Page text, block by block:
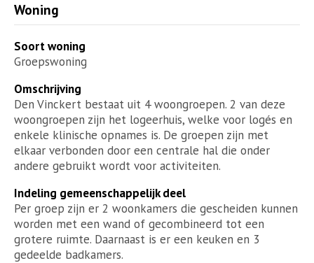
Woning
Soort woning
Groepswoning
Omschrijving
Den Vinckert bestaat uit 4 woongroepen. 2 van deze
woongroepen zijn het logeerhuis, welke voor logés en
enkele klinische opnames is. De groepen zijn met
elkaar verbonden door een centrale hal die onder
andere gebruikt wordt voor activiteiten.
Indeling gemeenschappelijk deel
Per groep zijn er 2 woonkamers die gescheiden kunnen
worden met een wand of gecombineerd tot een
grotere ruimte. Daarnaast is er een keuken en 3
gedeelde badkamers.